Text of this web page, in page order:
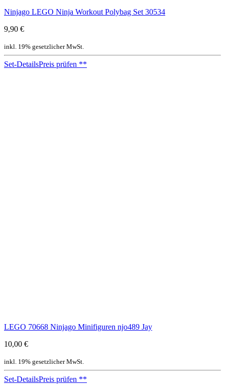
Ninjago LEGO Ninja Workout Polybag Set 30534
9,90 €
inkl. 19% gesetzlicher MwSt.
Set-DetailsPreis prüfen **
LEGO 70668 Ninjago Minifiguren njo489 Jay
10,00 €
inkl. 19% gesetzlicher MwSt.
Set-DetailsPreis prüfen **